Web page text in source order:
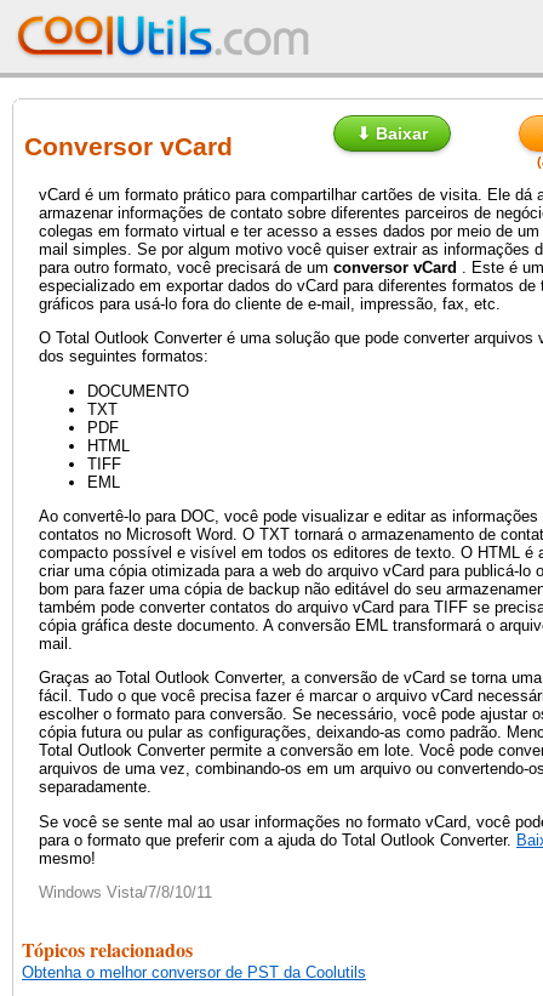
Conversor vCard ⬇ Baixar
vCard é um formato prático para compartilhar cartões de visita. Ele dá
armazenar informações de contato sobre diferentes parceiros de
colegas em formato virtual e ter acesso a esses dados por meio de
mail simples. Se por algum motivo você quiser extrair as informações
para outro formato, você precisará de um conversor vCard . Este é
especializado em exportar dados do vCard para diferentes formatos de
gráficos para usá-lo fora do cliente de e-mail, impressão, fax, etc.
O Total Outlook Converter é uma solução que pode converter arquivos
dos seguintes formatos:
DOCUMENTO
TXT
PDF
HTML
TIFF
EML
Ao convertê-lo para DOC, você pode visualizar e editar as
contatos no Microsoft Word. O TXT tornará o armazenamento de
compacto possível e visível em todos os editores de texto. O HTML é
criar uma cópia otimizada para a web do arquivo vCard para publicá-lo
bom para fazer uma cópia de backup não editável do seu
também pode converter contatos do arquivo vCard para TIFF se
cópia gráfica deste documento. A conversão EML transformará o
mail.
Graças ao Total Outlook Converter, a conversão de vCard se torna
fácil. Tudo o que você precisa fazer é marcar o arquivo vCard
escolher o formato para conversão. Se necessário, você pode ajustar
cópia futura ou pular as configurações, deixando-as como padrão.
Total Outlook Converter permite a conversão em lote. Você pode
arquivos de uma vez, combinando-os em um arquivo ou convertendo-
separadamente.
Se você se sente mal ao usar informações no formato vCard, você
para o formato que preferir com a ajuda do Total Outlook Converter.
mesmo!
Windows Vista/7/8/10/11
Tópicos relacionados
Obtenha o melhor conversor de PST da Coolutils